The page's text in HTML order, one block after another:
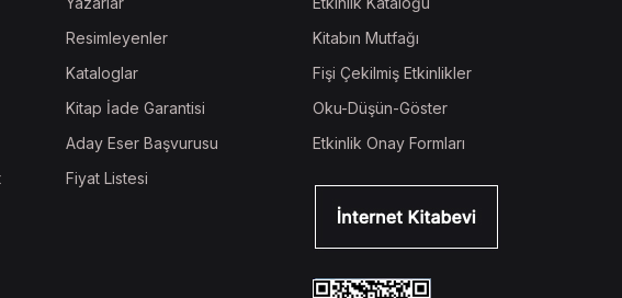
Resimleyenler
Kataloglar
Kitap İade Garantisi
Aday Eser Başvurusu
Fiyat Listesi
Kitabın Mutfağı
Fişi Çekilmiş Etkinlikler
Oku-Düşün-Göster
Etkinlik Onay Formları